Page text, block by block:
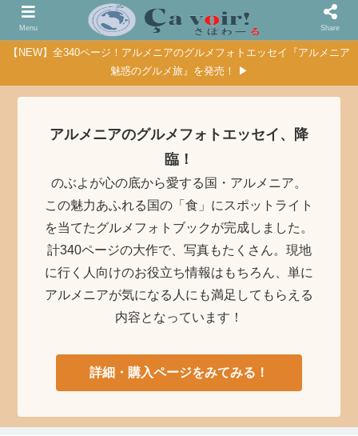
【NEW】全340ページ！アルメニアのグルメフォトエッセイ『アルメニア
魅惑のグルメ旅』を発売！ ▶
アルメニアのグルメフォトエッセイ、降
臨！
のぶよが心の底から愛する国・アルメニア。
この魅力あふれる国の「食」にスポットライト
を当てたグルメフォトブックが完成しました。
計340ページの大作で、写真もたくさん。現地
に行く人向けのお役立ち情報はもちろん、単に
アルメニアが気になる人にも満足してもらえる
内容となっています！
詳細・購入ページをみてみる！
Menu Share